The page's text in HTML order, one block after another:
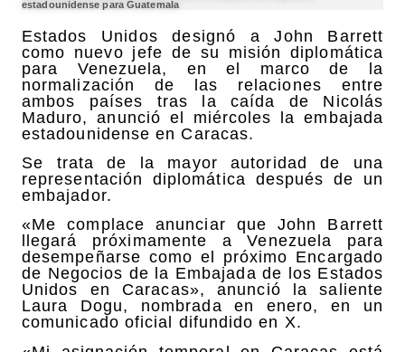
estadounidense para Guatemala
Estados Unidos designó a John Barrett
como nuevo jefe de su misión diplomática
para Venezuela, en el marco de la
normalización de las relaciones entre
ambos países tras la caída de Nicolás
Maduro, anunció el miércoles la embajada
estadounidense en Caracas.
Se trata de la mayor autoridad de una
representación diplomática después de un
embajador.
«Me complace anunciar que John Barrett
llegará próximamente a Venezuela para
desempeñarse como el próximo Encargado
de Negocios de la Embajada de los Estados
Unidos en Caracas», anunció la saliente
Laura Dogu, nombrada en enero, en un
comunicado oficial difundido en X.